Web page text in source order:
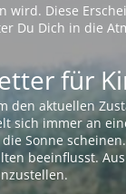
wird. Diese
Du Dich in die
für
den aktuellen
sich immer an
Sonne
beeinflusst.